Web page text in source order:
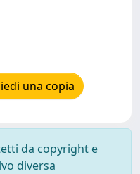
una copia
da copyright e
diversa